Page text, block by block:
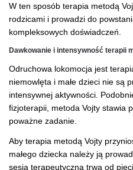
W ten sposób terapia metodą
rodzicami i prowadzi do
kompleksowych doświadczeń.
Dawkowanie i intensywność terapii
Odruchowa lokomocja jest
niemowlęta i małe dzieci nie są
intensywnej aktywności.
fizjoterapii, metoda Vojty stawia
poważne zadanie.
Aby terapia metodą Vojty
małego dziecka należy ją
sesja terapeutyczna trwa od